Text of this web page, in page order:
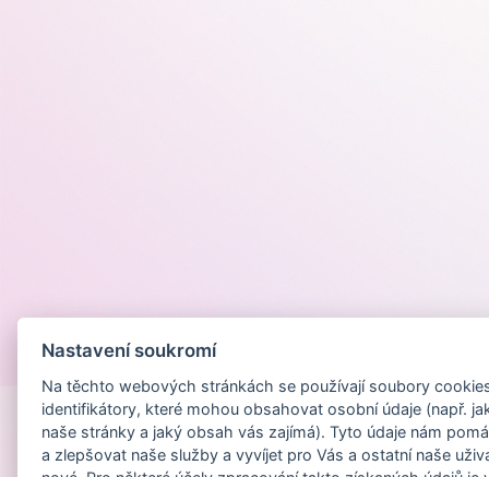
Nastavení soukromí
Na těchto webových stránkách se používají soubory
identifikátory, které mohou obsahovat osobní údaje (např.
naše stránky a jaký obsah vás zajímá). Tyto údaje nám
a zlepšovat naše služby a vyvíjet pro Vás a ostatní naše